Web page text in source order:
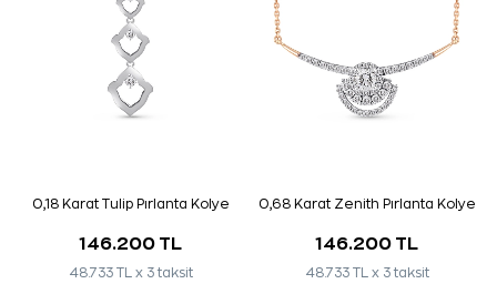
0,18 Karat Tulip Pırlanta Kolye
146.200 TL
48.733 TL x 3 taksit
0,68 Karat Zenith Pırlanta Kolye
146.200 TL
48.733 TL x 3 taksit